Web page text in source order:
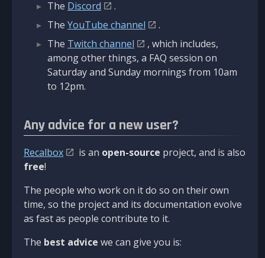
The Discord
.
The YouTube channel
.
The Twitch channel
, which includes,
among other things, a FAQ session on
Saturday and Sunday mornings from 10am
to 12pm.
Any advice for a new user?
Recalbox is an open-source project, and is also
free!
The people who work on it do so on their own
time, so the project and its documentation evolve
as fast as people contribute to it.
The best advice we can give you is: